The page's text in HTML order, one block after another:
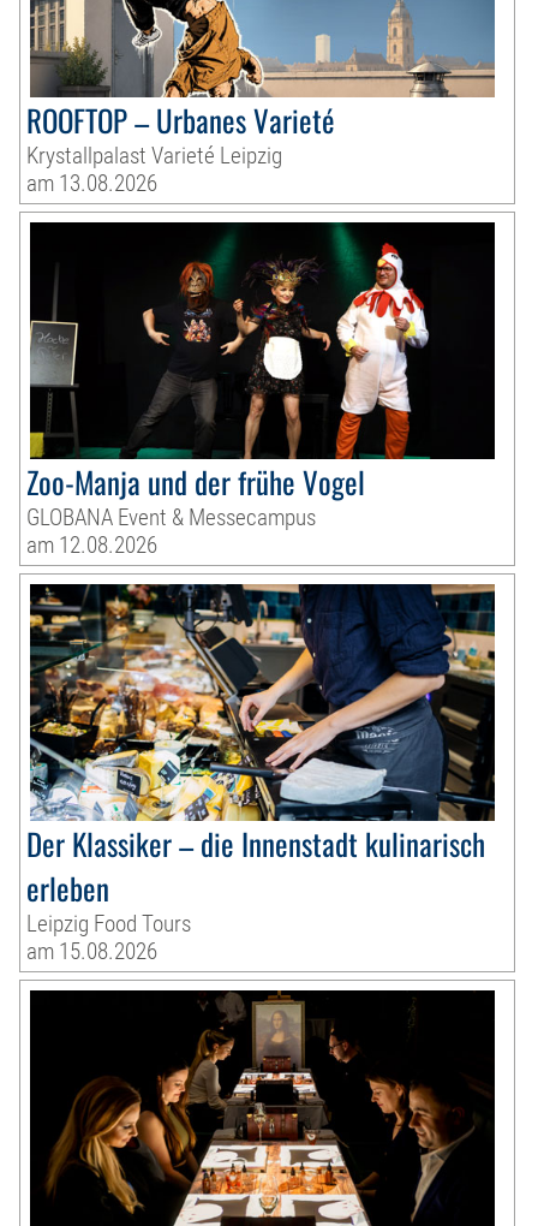
ROOFTOP – Urbanes Varieté
Krystallpalast Varieté Leipzig
am 13.08.2026
Zoo-Manja und der frühe Vogel
GLOBANA Event & Messecampus
am 12.08.2026
Der Klassiker – die Innenstadt kulinarisch
erleben
Leipzig Food Tours
am 15.08.2026